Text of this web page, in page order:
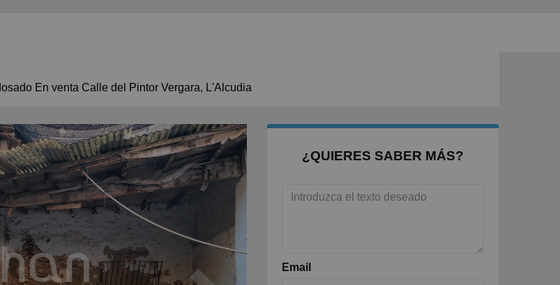
En venta Calle del Pintor Vergara, L'Alcudia
¿QUIERES SABER MÁS?
Email